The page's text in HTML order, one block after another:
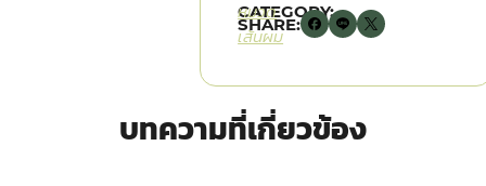
CATEGORY:
หมวด
เส้นผม
SHARE:
บทความที่เกี่ยวข้อง